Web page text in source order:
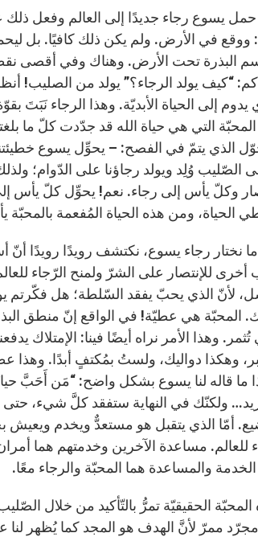
حمل يسوع رجاء جديدًا إلى العالم وفعل
ووقع في الأرض. ولم يكن ذلك كافيًا. بل
البذرة تحت الأرض. وهناك وفي أقصى
“كيف يولد الرجاء؟” يولد من الصليب!
المحبّة التي هي حياة الله قد جدّدت كلّ ما
الذي يتمّ في الفصح: – يحوِّل يسوع
الصّليب وُلِد ويولد رجاؤنا على الدّوام؛
وكلّ يأس إلى رجاء. نعم! يحوِّل كلّ يأس
الحياة، ومن هذه الحياة المُفعمة بالمحبّة
نختار رجاء يسوع، نكتشف رويدًا رويدًا أنّ
أخرى للإنتصار على الشرّ ولمنح الرّجاء
لأنّ الذي يحبّ يفقد السّلطة؛ هل فكّرتم
المحبّة هي عطيّة! في الواقع إنّ منطق
تُثمر. وهذا الأمر نراه أيضًا فينا:
وهكذا دواليك، ولستُ بمُكتفٍ أبدًا. وهذا
ولكنّك في النهاية ستفقد كلَّ شيء،
أمّا الذي يتقبل هو مستعدٌّ ويخدم
للعالم. مساعدة الآخرين وخدمتهم هما
الخدمة والمساعدة هما المحبّة والرجاء معًا.
المحبّة الحقيقيّة تمرُّ بالتّأكيد من خلال
مجرّد ممرّ لأنَّ الهدف هو المجد كما يُظهر لنا